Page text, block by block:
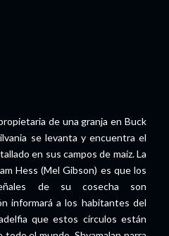
de una granja en Buck
se levanta y encuentra el
en sus campos de maíz. La
Hess (Mel Gibson) es que los
de su cosecha son
informará a los habitantes del
que estos círculos están